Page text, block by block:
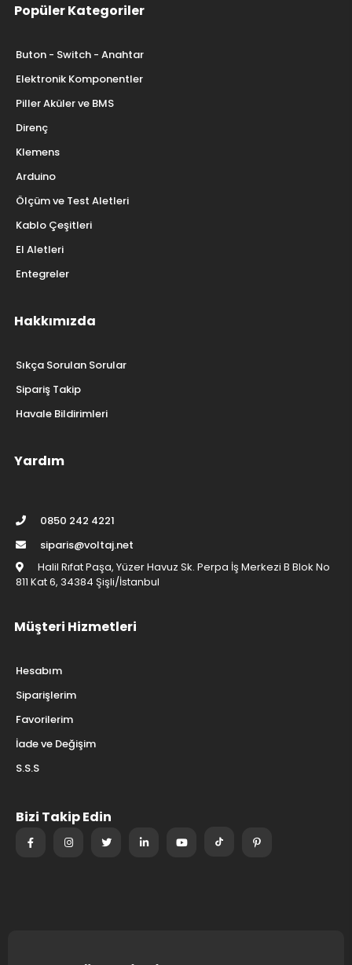
Popüler Kategoriler
Buton - Switch - Anahtar
Elektronik Komponentler
Piller Aküler ve BMS
Direnç
Klemens
Arduino
Ölçüm ve Test Aletleri
Kablo Çeşitleri
El Aletleri
Entegreler
Hakkımızda
Sıkça Sorulan Sorular
Sipariş Takip
Havale Bildirimleri
Yardım
0850 242 4221
siparis@voltaj.net
Halil Rıfat Paşa, Yüzer Havuz Sk. Perpa İş Merkezi B Blok No
811 Kat 6, 34384 Şişli/İstanbul
Müşteri Hizmetleri
Hesabım
Siparişlerim
Favorilerim
İade ve Değişim
S.S.S
Bizi Takip Edin